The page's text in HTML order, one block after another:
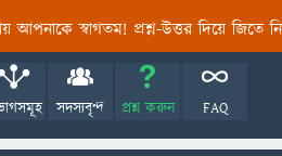
আপনাকে স্বাগতম! প্রশ্ন-উত্তর দিয়ে জিতে
সদস্যবৃন্দ প্রশ্ন করুন FAQ